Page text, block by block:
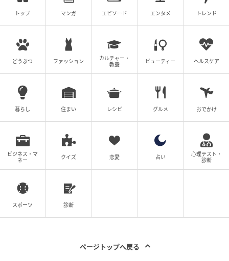
トップ マンガ エピソード エンタメ トレンド
どうぶつ ファッション
カルチャー・
教養
ビューティー ヘルスケア
暮らし 住まい レシピ グルメ おでかけ
ビジネス・マ
ネー
クイズ 恋愛 占い
心理テスト・
診断
スポーツ 診断
ページトップへ戻る